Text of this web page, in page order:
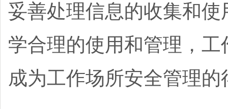
妥善处理信息的收集和
学合理的使用和管理，
成为工作场所安全管理的